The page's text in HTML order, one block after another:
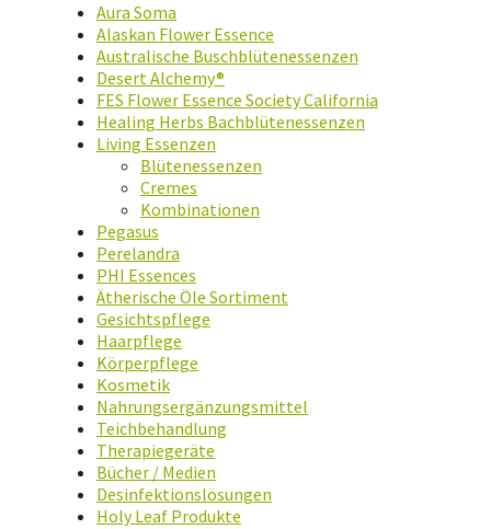
Aura Soma
Alaskan Flower Essence
Australische Buschblütenessenzen
Desert Alchemy®
FES Flower Essence Society California
Healing Herbs Bachblütenessenzen
Living Essenzen
Blütenessenzen
Cremes
Kombinationen
Pegasus
Perelandra
PHI Essences
Ätherische Öle Sortiment
Gesichtspflege
Haarpflege
Körperpflege
Kosmetik
Nahrungsergänzungsmittel
Teichbehandlung
Therapiegeräte
Bücher / Medien
Desinfektionslösungen
Holy Leaf Produkte